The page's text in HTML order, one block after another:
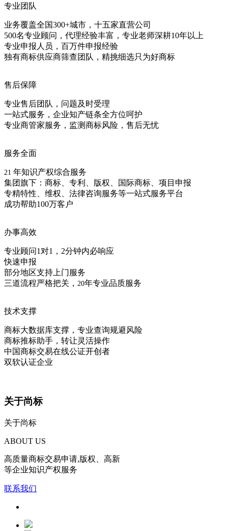
专业团队
业务覆盖全国300+城市，十五家直营公司
500名专业顾问，代理经验丰富，专业老师深耕10年以上
专业申报人员，百万件申报经验
独有商标供应商筛查团队，精挑细选只为好商标
售后保障
专业售后团队，问题及时受理
一站式服务，企业知产链条全方位呵护
专业商管家服务，监测商标风险，售后无忧
服务全面
21 年知识产权综合服务
集团旗下：商标、专利、版权、国际商标、项目申报
专精特性、维权、法律咨询服务等一站式服务平台
成功帮助100万客户
办事高效
专业顾问1对1，2分钟内必响应
快速申报
部分地区支持上门服务
三道流程严格把关， 20年专业品质服务
技术支撑
商标大数据库支撑，专业查询规避风险
商标推标助手，转让灵活操作
中国商标交易在线公证开创者
双软认证企业
关于尚标
关于尚标
ABOUT US
高质量商标交易申请,版权、高新
等企业知识产权服务
联系我们